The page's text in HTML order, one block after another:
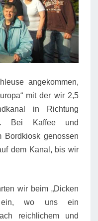
angekommen,
mit der wir 2,5
in Richtung
Bei Kaffee und
Bordkiosk genossen
dem Kanal, bis wir
wir beim „Dicken
ein, wo uns ein
reichlichem und